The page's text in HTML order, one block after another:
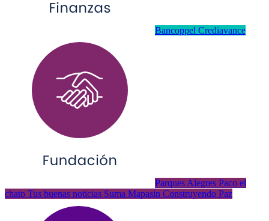
Bancoppel Crediavance
Parques Alegres Paco el
chato Tus buenas noticias Suma Mapasin Construyendo Paz